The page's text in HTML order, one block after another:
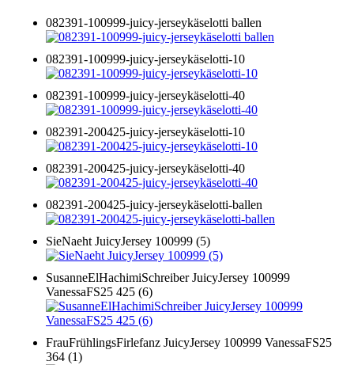
082391-100999-juicy-jerseykäselotti ballen
082391-100999-juicy-jerseykäselotti-10
082391-100999-juicy-jerseykäselotti-40
082391-200425-juicy-jerseykäselotti-10
082391-200425-juicy-jerseykäselotti-40
082391-200425-juicy-jerseykäselotti-ballen
SieNaeht JuicyJersey 100999 (5)
SusanneElHachimiSchreiber JuicyJersey 100999
VanessaFS25 425 (6)
FrauFrühlingsFirlefanz JuicyJersey 100999 VanessaFS25
364 (1)